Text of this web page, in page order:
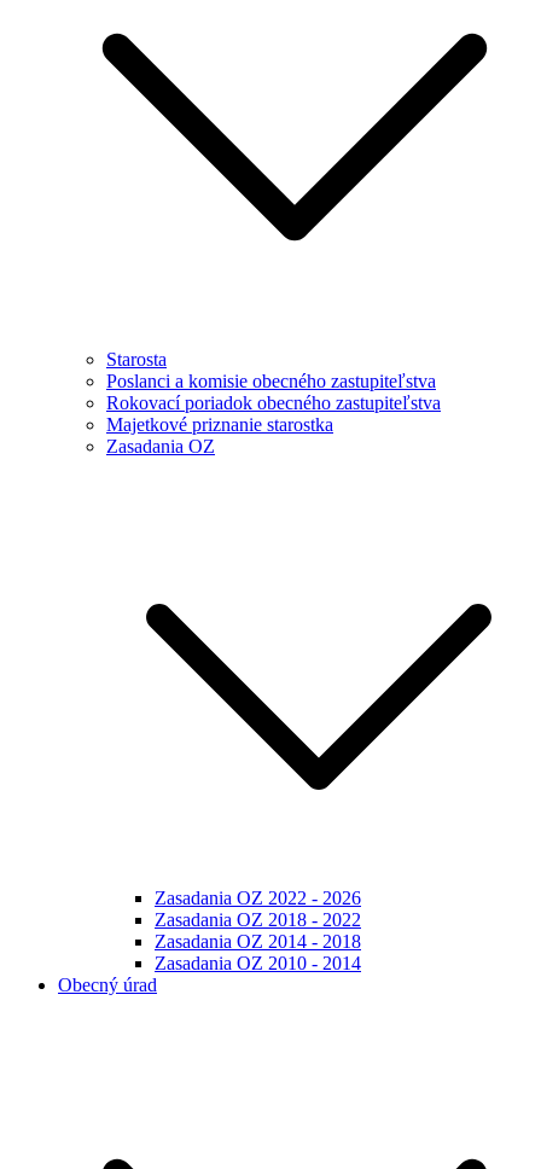
Starosta
Poslanci a komisie obecného zastupiteľstva
Rokovací poriadok obecného zastupiteľstva
Majetkové priznanie starostka
Zasadania OZ
Zasadania OZ 2022 - 2026
Zasadania OZ 2018 - 2022
Zasadania OZ 2014 - 2018
Zasadania OZ 2010 - 2014
Obecný úrad